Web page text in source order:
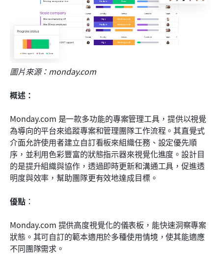
圖片來源：monday.com
概述：
Monday.com 是一款多功能的專案管理工具，提供以視覺
為導向的平台來追蹤專案和管理團隊工作流程。其直覺式
介面允許使用者建立自訂看板來組織任務、設定優先順
序，並利用色彩豐富的狀態指示器來視覺化進度。設計目
的是提升組織與協作，透過即時更新和溝通工具，促進透
明度與效率，幫助團隊更有效地達成目標。
優點：
Monday.com 提供高度視覺化的儀表板，能快速洞察專案
狀態。其可自訂的範本適用於多種使用情境，使其能適應
不同團隊需求。